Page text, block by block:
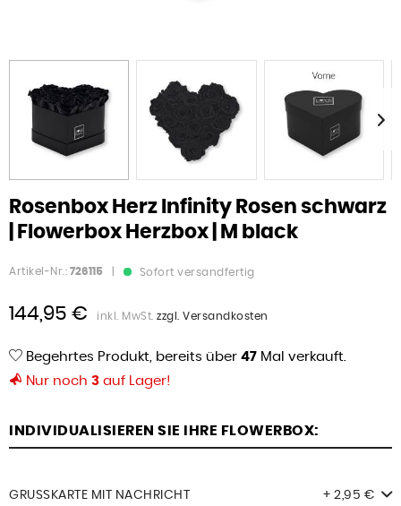
Rosenbox Herz Infinity Rosen schwarz
| Flowerbox Herzbox | M black
Artikel-Nr.: 726115 Sofort versandfertig
144,95 € inkl. MwSt. zzgl. Versandkosten
Begehrtes Produkt, bereits über 47 Mal verkauft.
Nur noch 3 auf Lager!
INDIVIDUALISIEREN SIE IHRE FLOWERBOX:
GRUSSKARTE MIT NACHRICHT + 2,95 €